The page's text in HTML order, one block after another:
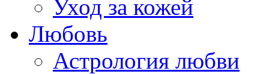
Уход за кожей
Любовь
Астрология любви